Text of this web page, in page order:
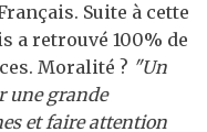
Suite à cette
a retrouvé 100% de
Moralité ? "Un
une grande
et faire attention